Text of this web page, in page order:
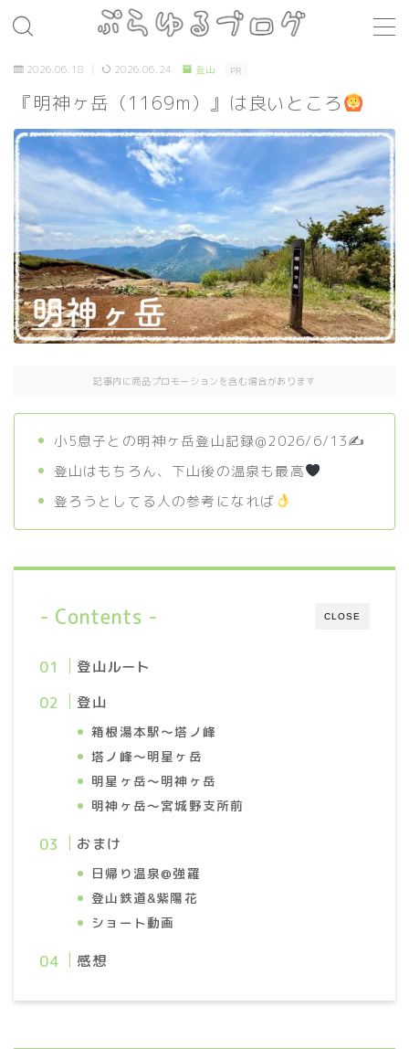
MENU
レシピ
お肉料理
パスタ
煮込み料理
コト・モノ
音楽
お店
ビール
ライフログ
登山
ライブ
2026.06.18 2026.06.24 登山 PR
『明神ヶ岳（1169m）』は良いところ
記事内に商品プロモーションを含む場合があります
小5息子との明神ヶ岳登山記録@2026/6/13✍️
登山はもちろん、下山後の温泉も最高
登ろうとしてる人の参考になれば
CLOSE
- Contents -
登山ルート
登山
箱根湯本駅〜塔ノ峰
塔ノ峰〜明星ヶ岳
明星ヶ岳〜明神ヶ岳
明神ヶ岳〜宮城野支所前
おまけ
日帰り温泉@強羅
登山鉄道&紫陽花
ショート動画
感想